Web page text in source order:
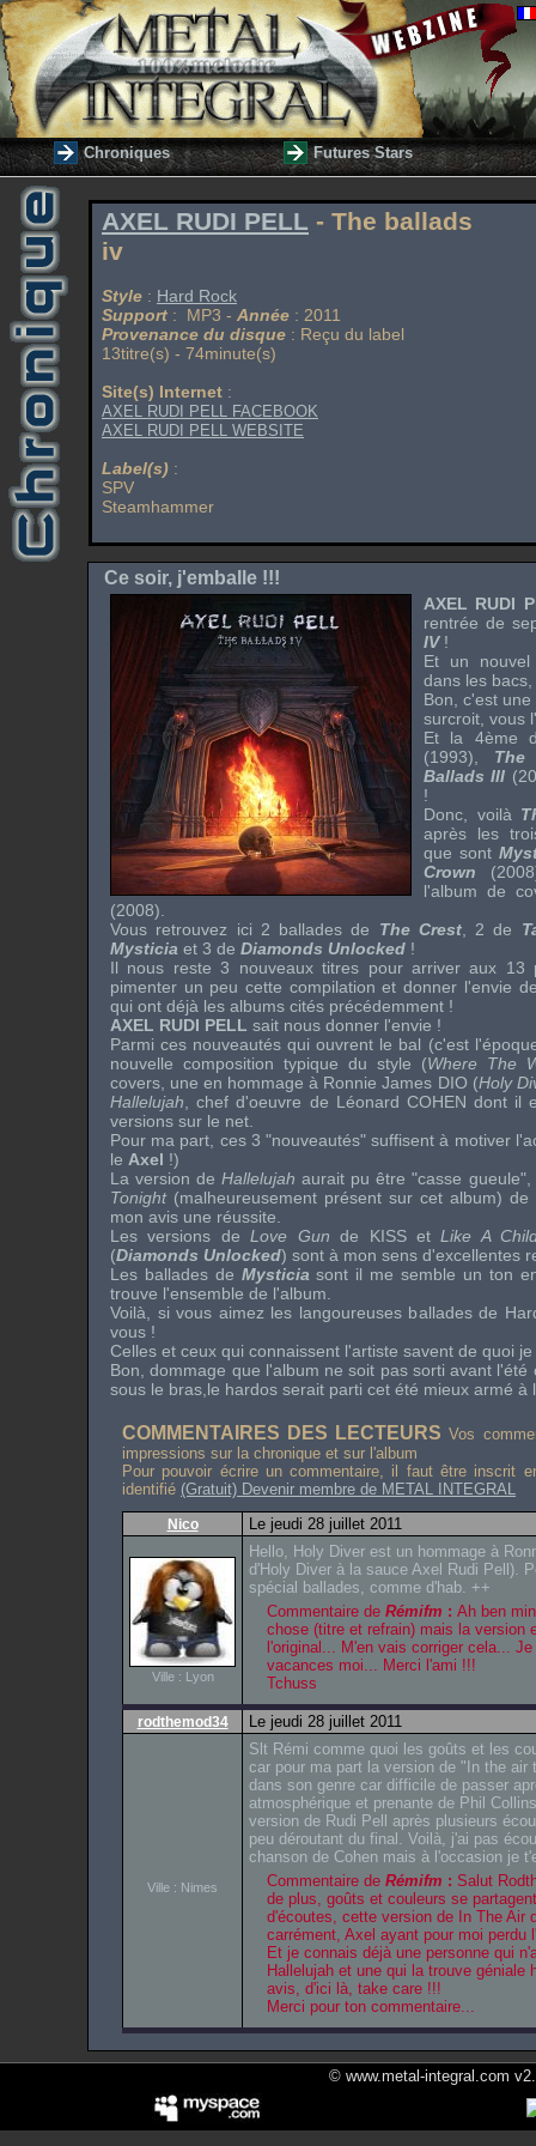
Chroniques Futures Stars
AXEL RUDI PELL - The ballads
iv
Style : Hard Rock
Support : MP3 - Année : 2011
Provenance du disque : Reçu du label
13titre(s) - 74minute(s)
Site(s) Internet :
AXEL RUDI PELL FACEBOOK
AXEL RUDI PELL WEBSITE
Label(s) :
SPV
Steamhammer
Ce soir, j'emballe !!!
AXEL RUDI
rentrée de
IV!
Et un
dans les
Bon, c'est
surcroit, vous
Et la 4ème
(1993), The
Ballads III
!
Donc, voilà
après les
que sont
Crown
l'album de
(2008).
Vous retrouvez ici 2 ballades de The Crest, 2 de
Mysticia et 3 de Diamonds Unlocked !
Il nous reste 3 nouveaux titres pour arriver aux 13
pimenter un peu cette compilation et donner l'envie
qui ont déjà les albums cités précédemment !
AXEL RUDI PELL sait nous donner l'envie !
Parmi ces nouveautés qui ouvrent le bal (c'est
nouvelle composition typique du style (Where The
covers , une en hommage à Ronnie James DIO (Holy
Hallelujah , chef d'oeuvre de Léonard COHEN dont il
versions sur le net.
Pour ma part, ces 3 "nouveautés" suffisent à motiver
le Axel !)
La version deHallelujah aurait pu être "casse
Tonight(malheureusement présent sur cet album) de
mon avis une réussite.
Les versions deLove Gun de KISSetLike A
(Diamonds Unlocked) sont à mon sens d'excellentes
Les ballades de Mysticia sont il me semble un ton
trouve l'ensemble de l'album.
Voilà, si vous aimez les langoureuses ballades de
vous !
Celles et ceux qui connaissent l'artiste savent de quoi
Bon, dommage que l'album ne soit pas sorti avant
sous le bras,le hardos serait parti cet été mieux armé à
COMMENTAIRES DES LECTEURS Vos
impressions sur la chronique et sur l'album
Pour pouvoir écrire un commentaire, il faut être inscrit
identifié (Gratuit) Devenir membre de METAL INTEGRAL
Nico Le jeudi 28 juillet 2011
Ville : Lyon
Hello, Holy Diver est un hommage à
d'Holy Diver à la sauce Axel Rudi Pell).
spécial ballades, comme d'hab. ++
Commentaire de Rémifm : Ah ben
chose (titre et refrain) mais la version
l'original... M'en vais corriger cela...
vacances moi... Merci l'ami !!!
Tchuss
rodthemod34 Le jeudi 28 juillet 2011
Ville : Nimes
Slt Rémi comme quoi les goûts et les
car pour ma part la version de "In the air
dans son genre car difficile de passer
atmosphérique et prenante de Phil
version de Rudi Pell après plusieurs
peu déroutant du final. Voilà, j'ai pas
chanson de Cohen mais à l'occasion je
Commentaire de Rémifm : Salut
de plus, goûts et couleurs se
d'écoutes, cette version de In The Air
carrément, Axel ayant pour moi perdu
Et je connais déjà une personne qui
Hallelujah et une qui la trouve géniale
avis, d'ici là, take care !!!
Merci pour ton commentaire...
© www.metal-integral.com